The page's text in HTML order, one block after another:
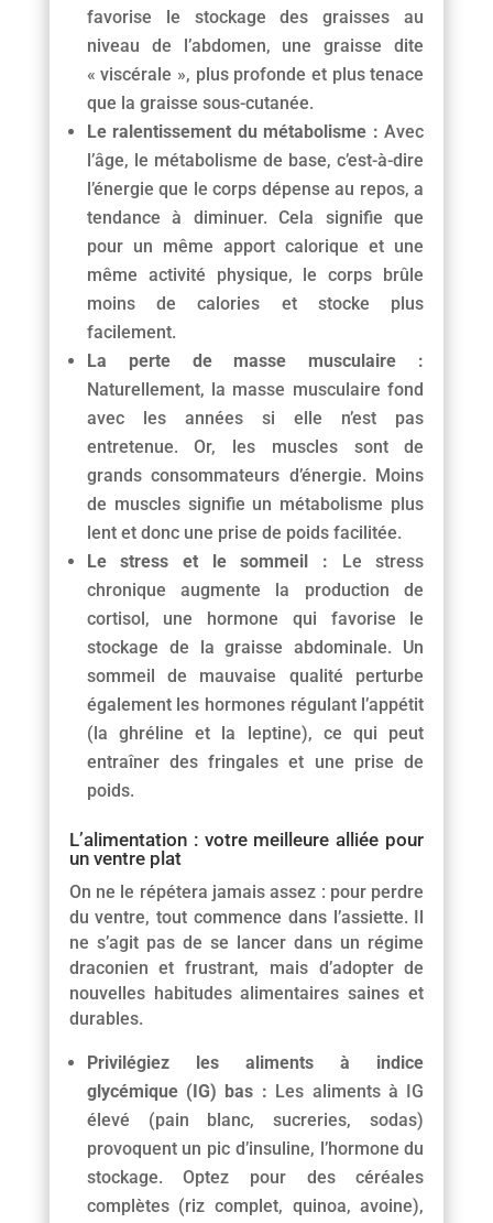
favorise le stockage des graisses au
niveau de l’abdomen, une graisse dite
« viscérale », plus profonde et plus tenace
que la graisse sous-cutanée.
Le ralentissement du métabolisme : Avec
l’âge, le métabolisme de base, c’est-à-dire
l’énergie que le corps dépense au repos, a
tendance à diminuer. Cela signifie que
pour un même apport calorique et une
même activité physique, le corps brûle
moins de calories et stocke plus
facilement.
La perte de masse musculaire :
Naturellement, la masse musculaire fond
avec les années si elle n’est pas
entretenue. Or, les muscles sont de
grands consommateurs d’énergie. Moins
de muscles signifie un métabolisme plus
lent et donc une prise de poids facilitée.
Le stress et le sommeil : Le stress
chronique augmente la production de
cortisol, une hormone qui favorise le
stockage de la graisse abdominale. Un
sommeil de mauvaise qualité perturbe
également les hormones régulant l’appétit
(la ghréline et la leptine), ce qui peut
entraîner des fringales et une prise de
poids.
L’alimentation : votre meilleure alliée pour
un ventre plat
On ne le répétera jamais assez : pour perdre
du ventre, tout commence dans l’assiette. Il
ne s’agit pas de se lancer dans un régime
draconien et frustrant, mais d’adopter de
nouvelles habitudes alimentaires saines et
durables.
Privilégiez les aliments à indice
glycémique (IG) bas : Les aliments à IG
élevé (pain blanc, sucreries, sodas)
provoquent un pic d’insuline, l’hormone du
stockage. Optez pour des céréales
complètes (riz complet, quinoa, avoine),